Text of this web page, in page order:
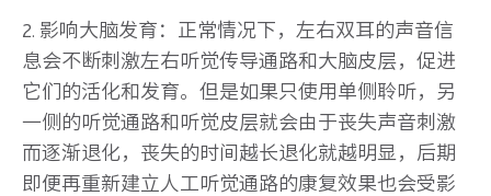
2. 影响大脑发育：正常情况下，左右双耳的声音信
息会不断刺激左右听觉传导通路和大脑皮层，促进
它们的活化和发育。但是如果只使用单侧聆听，另
一侧的听觉通路和听觉皮层就会由于丧失声音刺激
而逐渐退化，丧失的时间越长退化就越明显，后期
即便再重新建立人工听觉通路的康复效果也会受影